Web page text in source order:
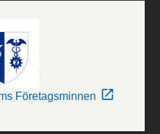
Företagsminnen